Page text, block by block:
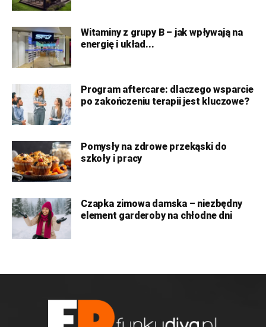
Witaminy z grupy B – jak wpływają na
energię i układ...
Program aftercare: dlaczego wsparcie
po zakończeniu terapii jest kluczowe?
Pomysły na zdrowe przekąski do
szkoły i pracy
Czapka zimowa damska – niezbędny
element garderoby na chłodne dni